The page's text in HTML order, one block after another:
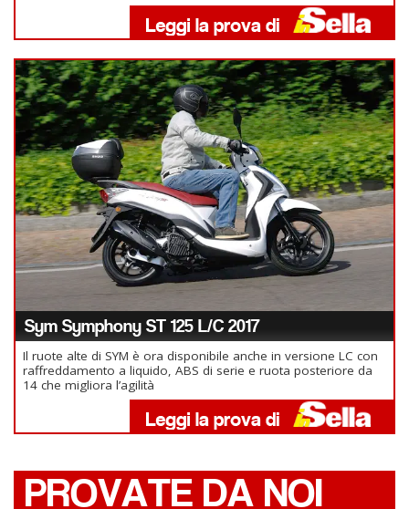
Sym Symphony ST 125 L/C 2017
Il ruote alte di SYM è ora disponibile anche in versione LC con
raffreddamento a liquido, ABS di serie e ruota posteriore da
14 che migliora l’agilità
PROVATE DA NOI